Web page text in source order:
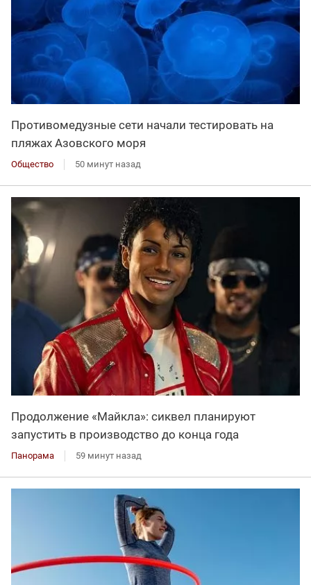
Противомедузные сети начали тестировать на
пляжах Азовского моря
Общество 50 минут назад
Продолжение «Майкла»: сиквел планируют
запустить в производство до конца года
Панорама 59 минут назад